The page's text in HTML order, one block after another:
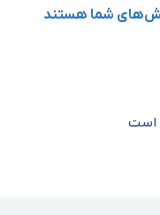
شما هستند
است